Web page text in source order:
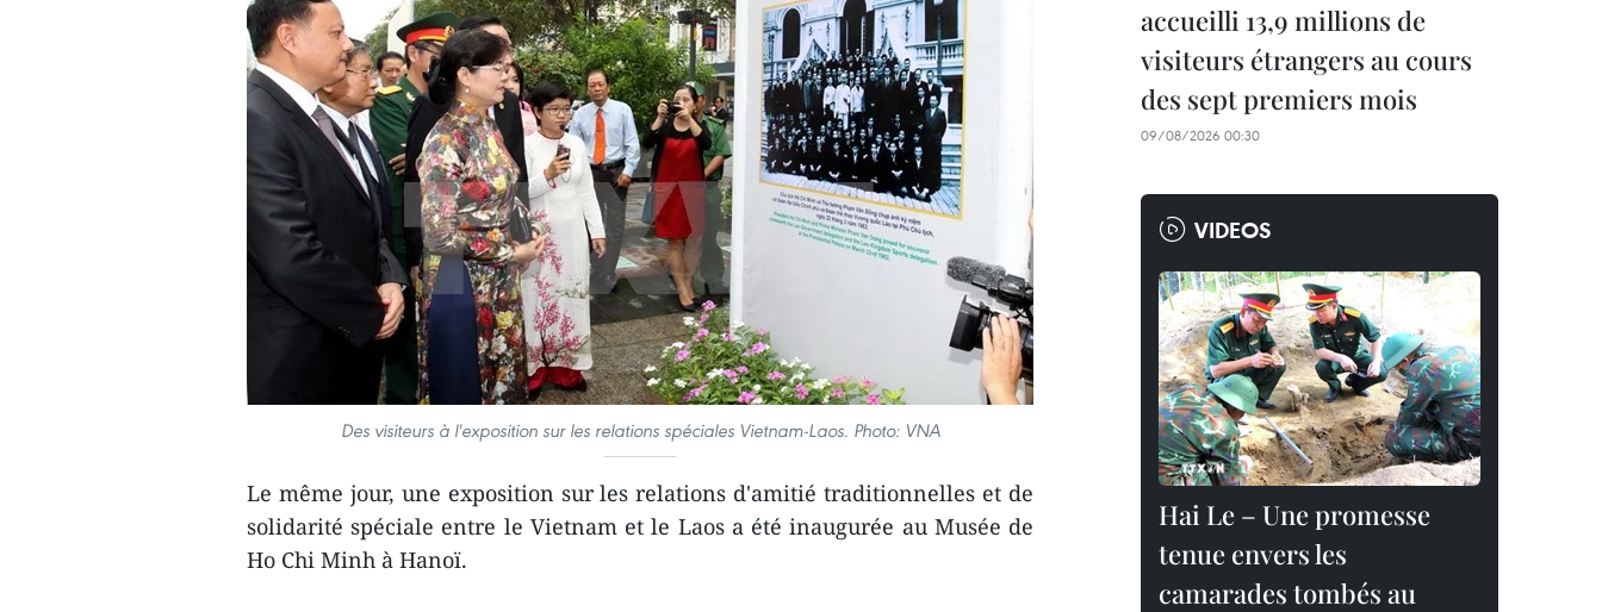
Des visiteurs à l'exposition sur les relations spéciales Vietnam-Laos. Photo: VNA
Le même jour, une exposition sur les relations d'amitié traditionnelles et de
solidarité spéciale entre le Vietnam et le Laos a été inaugurée au Musée de
Ho Chi Minh à Hanoï.
accueilli 13,9 millions de
visiteurs étrangers au cours
des sept premiers mois
09/08/2026 00:30
VIDEOS
Hai Le – Une promesse
tenue envers les
camarades tombés au